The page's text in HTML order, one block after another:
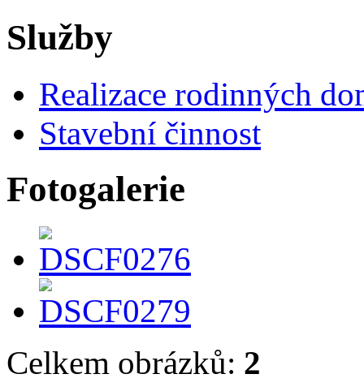
Služby
Realizace rodinných
Stavební činnost
Fotogalerie
Celkem obrázků: 2